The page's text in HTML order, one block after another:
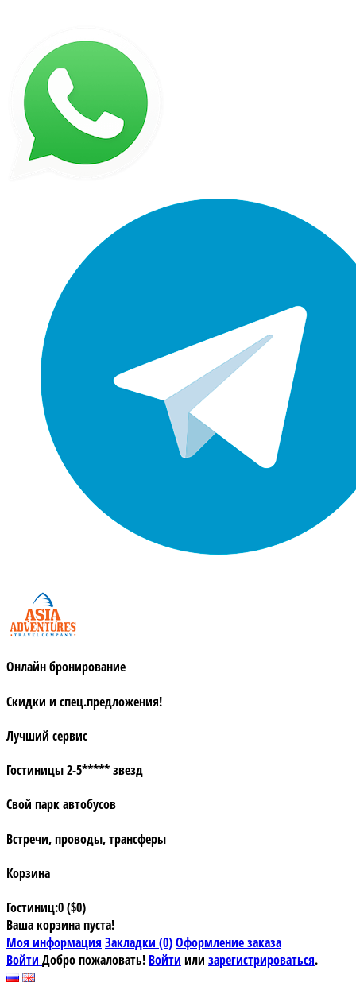
Онлайн бронирование
Скидки и спец.предложения!
Лучший сервис
Гостиницы 2-5***** звезд
Свой парк автобусов
Встречи, проводы, трансферы
Корзина
Гостиниц:0 ($0)
Ваша корзина пуста!
Моя информация Закладки (0)Оформление заказа
Войти Добро пожаловать! Войти или зарегистрироваться.